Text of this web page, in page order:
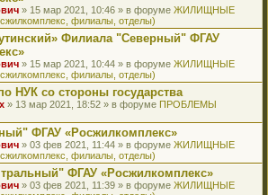
» 15 мар 2021, 10:46 » в форуме ЖИЛИЩНЫЕ
филиалы, отделы)
Филиала "Северный" ФГАУ
» 15 мар 2021, 10:44 » в форуме ЖИЛИЩНЫЕ
филиалы, отделы)
НУК со стороны государства
» 13 мар 2021, 18:52 » в форуме ПРОБЛЕМЫ
ФГАУ «Росжилкомплекс»
» 03 фев 2021, 11:44 » в форуме ЖИЛИЩНЫЕ
филиалы, отделы)
ФГАУ «Росжилкомплекс»
» 03 фев 2021, 11:39 » в форуме ЖИЛИЩНЫЕ